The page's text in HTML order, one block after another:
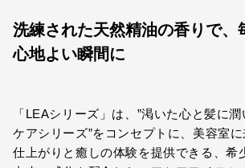
洗練された天然精油の香りで、
心地よい瞬間に
「LEAシリーズ」は、”渇いた心と髪に
ケアシリーズ”をコンセプトに、美容室
仕上がりと癒しの体験を提供できる、希